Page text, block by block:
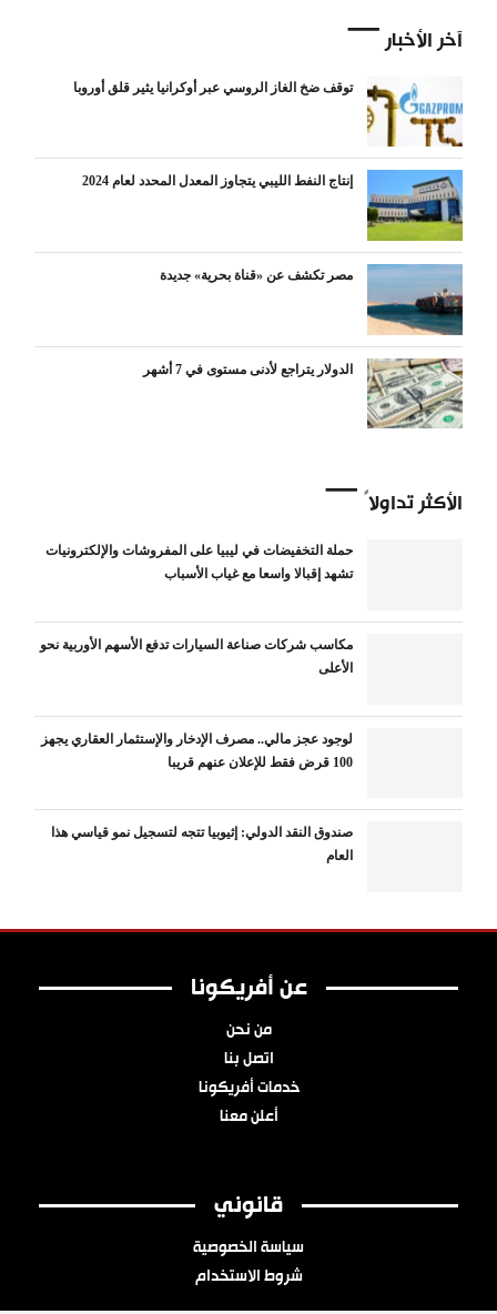
آخر الأخبار
توقف ضخ الغاز الروسي عبر أوكرانيا يثير قلق أوروبا
إنتاج النفط الليبي يتجاوز المعدل المحدد لعام 2024
مصر تكشف عن «قناة بحرية» جديدة
الدولار يتراجع لأدنى مستوى في 7 أشهر
الأكثر تداولاً
حملة التخفيضات في ليبيا على المفروشات والإلكترونيات
تشهد إقبالا واسعا مع غياب الأسباب
مكاسب شركات صناعة السيارات تدفع الأسهم الأوربية نحو
الأعلى
لوجود عجز مالي.. مصرف الإدخار والإستثمار العقاري يجهز
100 قرض فقط للإعلان عنهم قريبا
صندوق النقد الدولي: إثيوبيا تتجه لتسجيل نمو قياسي هذا
العام
عن أفريكونا
من نحن
اتصل بنا
خدمات أفريكونا
أعلن معنا
قانوني
سياسة الخصوصية
شروط الاستخدام